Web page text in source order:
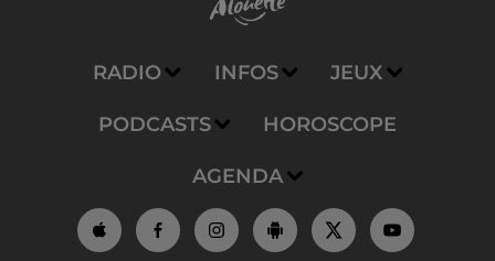
RADIO INFOS JEUX
PODCASTS HOROSCOPE
AGENDA